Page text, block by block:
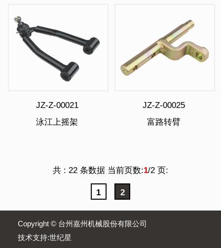
JZ-Z-00021
泳江上摇架
JZ-Z-00025
富路转臂
共 : 22 条数据 当前页数:1/2 页:
1 2
Copyright © 台州嘉州机械股份有限公司
技术支持:世纪星